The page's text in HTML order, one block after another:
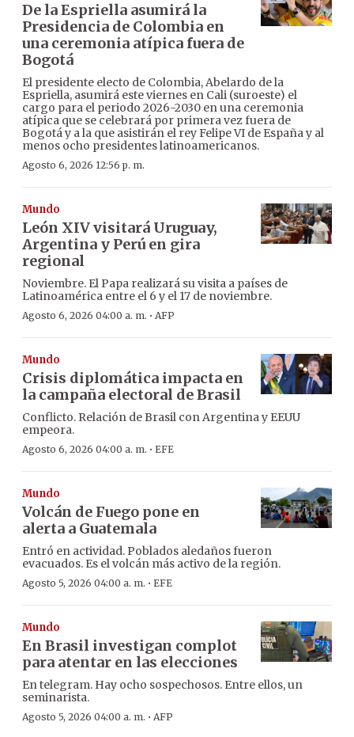
De la Espriella asumirá la
Presidencia de Colombia en
una ceremonia atípica fuera de
Bogotá
El presidente electo de Colombia, Abelardo de la
Espriella, asumirá este viernes en Cali (suroeste) el
cargo para el periodo 2026-2030 en una ceremonia
atípica que se celebrará por primera vez fuera de
Bogotá y a la que asistirán el rey Felipe VI de España y al
menos ocho presidentes latinoamericanos.
Agosto 6, 2026 12:56 p. m.
Mundo
León XIV visitará Uruguay,
Argentina y Perú en gira
regional
Noviembre. El Papa realizará su visita a países de
Latinoamérica entre el 6 y el 17 de noviembre.
Agosto 6, 2026 04:00 a. m. · AFP
Mundo
Crisis diplomática impacta en
la campaña electoral de Brasil
Conflicto. Relación de Brasil con Argentina y EEUU
empeora.
Agosto 6, 2026 04:00 a. m. · EFE
Mundo
Volcán de Fuego pone en
alerta a Guatemala
Entró en actividad. Poblados aledaños fueron
evacuados. Es el volcán más activo de la región.
Agosto 5, 2026 04:00 a. m. · EFE
Mundo
En Brasil investigan complot
para atentar en las elecciones
En telegram. Hay ocho sospechosos. Entre ellos, un
seminarista.
Agosto 5, 2026 04:00 a. m. · AFP